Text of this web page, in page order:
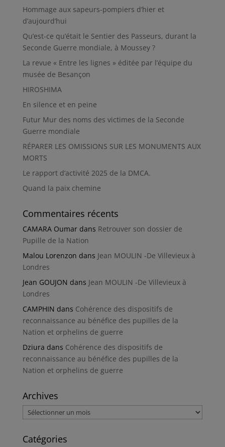
Hommage aux sapeurs-pompiers d’hier et
d’aujourd’hui
Qu’est-ce qu’était le Sentier des Passeurs, durant la
Seconde Guerre mondiale, à Moussey ?
La revue « Entre les lignes » éditée par l’équipe du
musée de Besançon
HIROSHIMA
En silence et en peine
Futur Mur des noms des victimes de la Seconde
Guerre mondiale
RÉPARER LES OMISSIONS SUR LES MONUMENTS AUX
MORTS
Le rapport d’activité 2025 de la DMCA.
Quand la paix chemine
Commentaires récents
CAMARA Oumardans Retrouver son dossier de
Pupille de la Nation
Malou Lorenzon dans Jean MOULIN -De Villevieux à
Londres
Jean GOUJON dans Jean MOULIN -De Villevieux à
Londres
CAMPHIN dans Cohérence des dispositifs de
reconnaissance au bénéfice des pupilles de la
Nation et orphelins de guerre
Dziura dans Cohérence des dispositifs de
reconnaissance au bénéfice des pupilles de la
Nation et orphelins de guerre
Archives
Archives
Catégories